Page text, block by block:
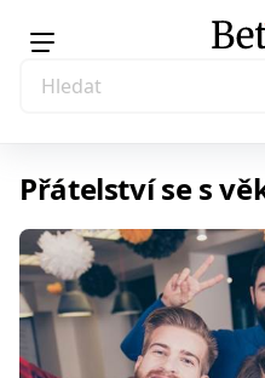
Přátelství se s